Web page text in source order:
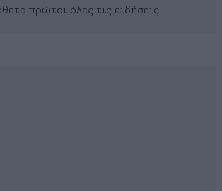
πρώτοι όλες τις ειδήσεις